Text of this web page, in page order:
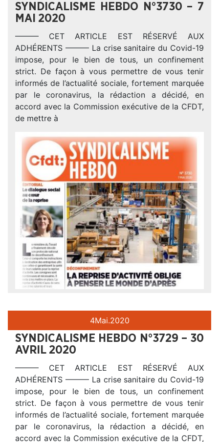
SYNDICALISME HEBDO N°3730 – 7
MAI 2020
——— CET ARTICLE EST RÉSERVÉ AUX
ADHÉRENTS ——— La crise sanitaire du Covid-19
impose, pour le bien de tous, un confinement
strict. De façon à vous permettre de vous tenir
informés de l’actualité sociale, fortement marquée
par le coronavirus, la rédaction a décidé, en
accord avec la Commission exécutive de la CFDT,
de mettre à
4Mai.2020
SYNDICALISME HEBDO N°3729 – 30
AVRIL 2020
——— CET ARTICLE EST RÉSERVÉ AUX
ADHÉRENTS ——— La crise sanitaire du Covid-19
impose, pour le bien de tous, un confinement
strict. De façon à vous permettre de vous tenir
informés de l’actualité sociale, fortement marquée
par le coronavirus, la rédaction a décidé, en
accord avec la Commission exécutive de la CFDT,